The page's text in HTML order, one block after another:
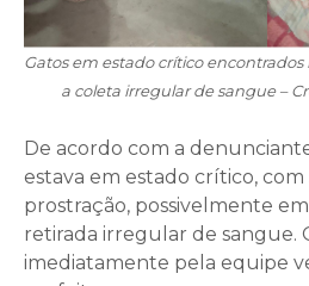
Gatos em estado crítico
a coleta irregular de sangue –
De acordo com a
estava em estado crítico, com
prostração, possivelmente
retirada irregular de sangue.
imediatamente pela equipe